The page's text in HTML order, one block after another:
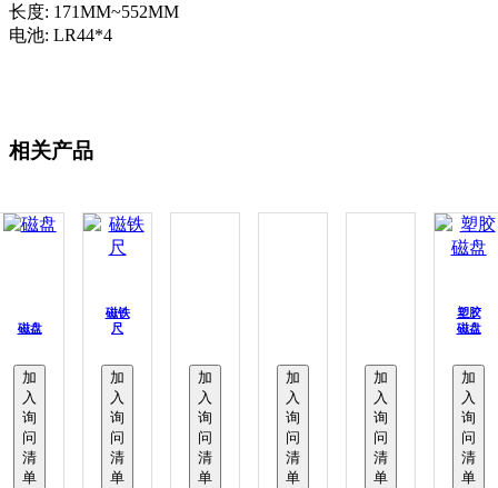
长度: 171MM~552MM
电池: LR44*4
相关产品
磁盘
加
入
询
问
清
单
磁铁
尺
加
入
询
问
清
单
加
入
询
问
清
单
加
入
询
问
清
单
加
入
询
问
清
单
塑胶
磁盘
加
入
询
问
清
单